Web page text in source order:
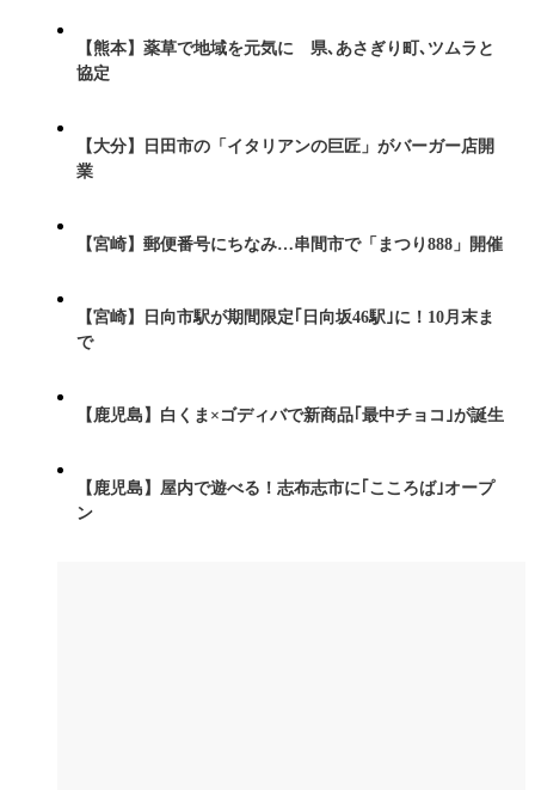
【熊本】薬草で地域を元気に 県､あさぎり町､ツムラと
協定
【大分】日田市の「イタリアンの巨匠」がバーガー店開
業
【宮崎】郵便番号にちなみ…串間市で「まつり888」開催
【宮崎】日向市駅が期間限定｢日向坂46駅｣に！10月末ま
で
【鹿児島】白くま×ゴディバで新商品｢最中チョコ｣が誕生
【鹿児島】屋内で遊べる！志布志市に｢こころば｣オープ
ン